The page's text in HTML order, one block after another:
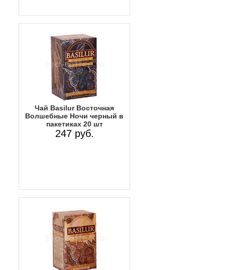
Чай Basilur Восточная
Волшебные Ночи черный в
пакетиках 20 шт
247 руб.